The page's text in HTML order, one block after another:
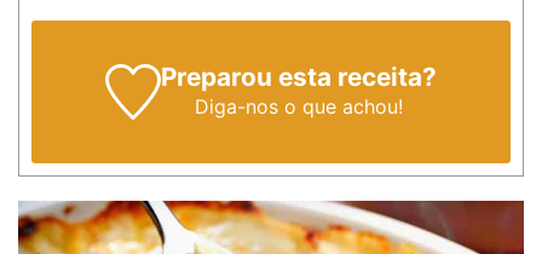
Preparou esta receita?
Diga-noso que achou!